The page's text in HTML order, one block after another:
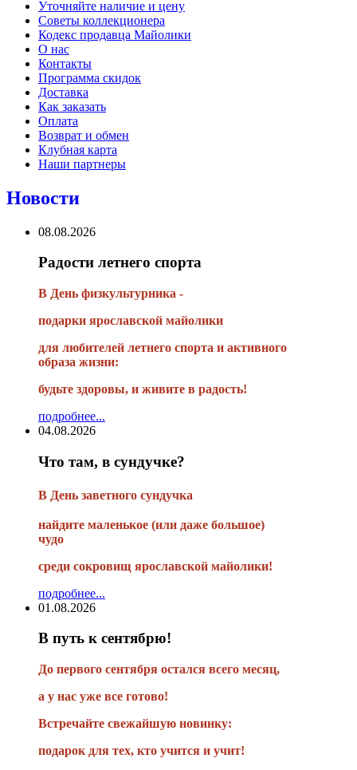
Уточняйте наличие и цену
Советы коллекционера
Кодекс продавца Майолики
О нас
Контакты
Программа скидок
Доставка
Как заказать
Оплата
Возврат и обмен
Клубная карта
Наши партнеры
Новости
08.08.2026
Радости летнего спорта
В День физкультурника -
подарки ярославской майолики
для любителей летнего спорта и активного
образа жизни:
будьте здоровы, и живите в радость!
подробнее...
04.08.2026
Что там, в сундучке?
В День заветного сундучка
найдите маленькое (или даже большое)
чудо
среди сокровищ ярославской майолики!
подробнее...
01.08.2026
В путь к сентябрю!
До первого сентября остался всего месяц,
а у нас уже все готово!
Встречайте свежайшую новинку:
подарок для тех, кто учится и учит!